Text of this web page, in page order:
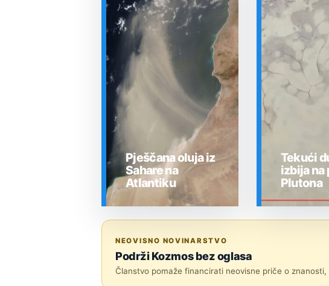
Pješčana oluja iz
Sahare na
Atlantiku
Tekući
izbija na
Plutona
NEOVISNO NOVINARSTVO
Podrži Kozmos bez oglasa
Članstvo pomaže financirati neovisne priče o